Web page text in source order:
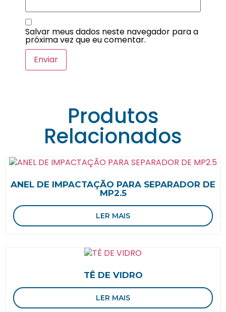
Salvar meus dados neste navegador para a
próxima vez que eu comentar.
Produtos
Relacionados
ANEL DE IMPACTAÇÃO PARA SEPARADOR DE
MP2.5
LER MAIS
TÊ DE VIDRO
LER MAIS